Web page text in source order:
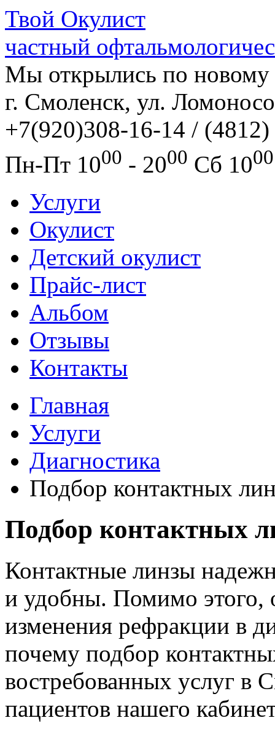
Твой Окулист
частный
Мы открылись по новому
г. Смоленск, ул.
+7(920)308-16-14 /
Пн-Пт 1000 - 2000 Сб 1000
Услуги
Окулист
Детский окулист
Прайс-лист
Альбом
Отзывы
Контакты
Главная
Услуги
Диагностика
Подбор контактных
Подбор контактных
Контактные линзы
и удобны. Помимо этого,
изменения рефракции в
почему подбор
востребованных услуг в
пациентов нашего